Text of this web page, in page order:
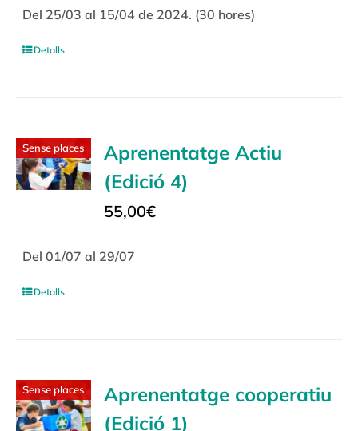
Del 25/03 al 15/04 de 2024. (30 hores)
Detalls
Sense places
Aprenentatge Actiu
(Edició 4)
55,00€
Del 01/07 al 29/07
Detalls
Sense places
Aprenentatge cooperatiu
(Edició 1)